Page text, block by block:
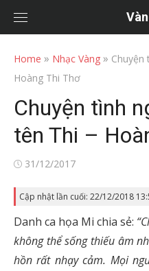
Home » Nhạc Vàng »
Hoàng Thi Thơ
Chuyện tình
tên Thi –
Posted
31/12/2017
Cập nhật lần cuối: 22/12/2018
Danh ca họa Mi chia sẻ:
không thể sống thiếu âm
hồn rất nhạy cảm. Mọi